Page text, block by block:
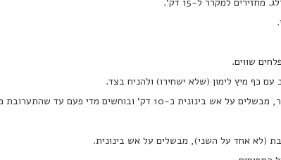
3. מחממים מחבת גדולה עם חמאה וסוכר, מבשלים על אש בינונית כ-10 דק' ובוחשים